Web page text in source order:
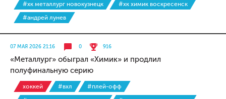
#хк металлург новокузнецк
#хк химик воскресенск
#андрей лунев
07 МАЯ 2026 21:16 0 916
«Металлург» обыграл «Химик» и продлил
полуфинальную серию
хоккей #вхл
#плей-офф